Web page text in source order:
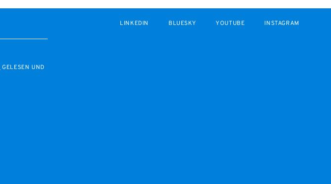
GELESEN UND
LINKEDIN BLUESKY YOUTUBE INSTAGRAM